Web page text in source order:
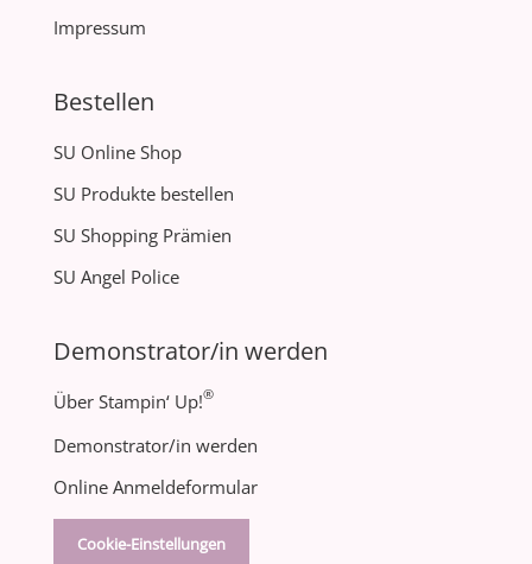
Impressum
Bestellen
SU Online Shop
SU Produkte bestellen
SU Shopping Prämien
SU Angel Police
Demonstrator/in werden
Über Stampin‘ Up!®
Demonstrator/in werden
Online Anmeldeformular
Cookie-Einstellungen